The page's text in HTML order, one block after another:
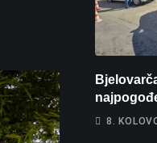
Gorivo
8.